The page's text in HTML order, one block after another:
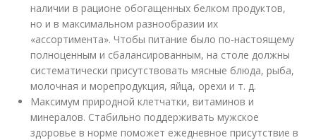
наличии в рационе обогащенных белком продуктов,
но и в максимальном разнообразии их
«ассортимента». Чтобы питание было по-настоящему
полноценным и сбалансированным, на столе должны
систематически присутствовать мясные блюда, рыба,
молочная и морепродукция, яйца, орехи и т. д.
Максимум природной клетчатки, витаминов и
минералов. Стабильно поддерживать мужское
здоровье в норме поможет ежедневное присутствие в